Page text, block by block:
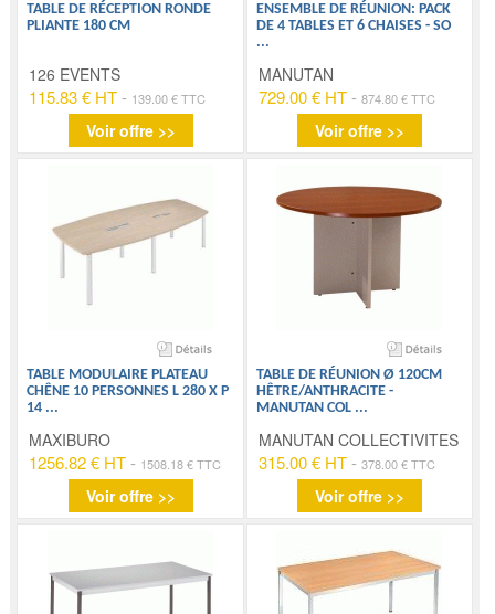
TABLE DE RÉCEPTION RONDE
PLIANTE 180 CM
126 EVENTS
115.83 € HT - 139.00 € TTC
Voir offre >>
ENSEMBLE DE RÉUNION: PACK
DE 4 TABLES ET 6 CHAISES - SO
...
MANUTAN
729.00 € HT- 874.80 € TTC
Voir offre >>
TABLE MODULAIRE PLATEAU
CHÊNE 10 PERSONNES L 280 X P
14 ...
MAXIBURO
1256.82 € HT - 1508.18 € TTC
Voir offre >>
TABLE DE RÉUNION Ø 120CM
HÊTRE/ANTHRACITE -
MANUTAN COL ...
MANUTAN COLLECTIVITES
315.00 € HT- 378.00 € TTC
Voir offre >>